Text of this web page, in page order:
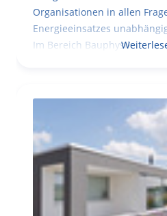
Organisationen in allen
Energieeinsatzes
Im Bereich Bauphysik